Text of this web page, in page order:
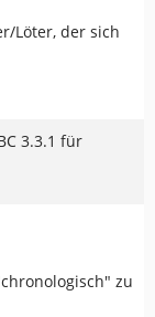
Löter, der sich
3.3.1 für
zu